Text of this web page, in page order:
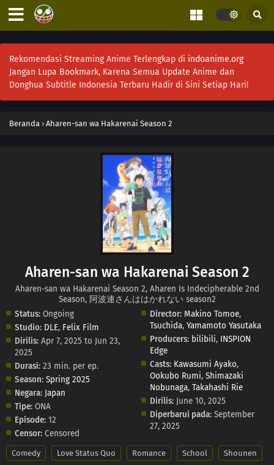
Rekomendasi Streaming Anime Terlengkap di indoanime.org
Jangan Lupa Bookmark, Karena Semua Update Anime dan
Donghua Subtitle Indonesia Terbaru Hadir di Sini Setiap Hari!
Beranda › Aharen-san wa Hakarenai Season 2
Aharen-san wa Hakarenai Season 2
Aharen-san wa Hakarenai Season 2, Aharen Is Indecipherable 2nd
Season, 阿波連さんははかれない season2
Status: Ongoing
Studio: DLE, Felix Film
Dirilis: Apr 7, 2025 to Jun 23,
2025
Durasi: 23 min. per ep.
Season: Spring 2025
Negara: Japan
Tipe: ONA
Episode: 12
Censor: Censored
Director: Makino Tomoe,
Tsuchida,Yamamoto Yasutaka
Producers: bilibili, INSPION
Edge
Casts: Kawasumi Ayako,
Ookubo Rumi,Shimazaki
Nobunaga,Takahashi Rie
Dirilis: June 10, 2025
Diperbarui pada: September
27, 2025
Comedy Love Status Quo Romance School Shounen